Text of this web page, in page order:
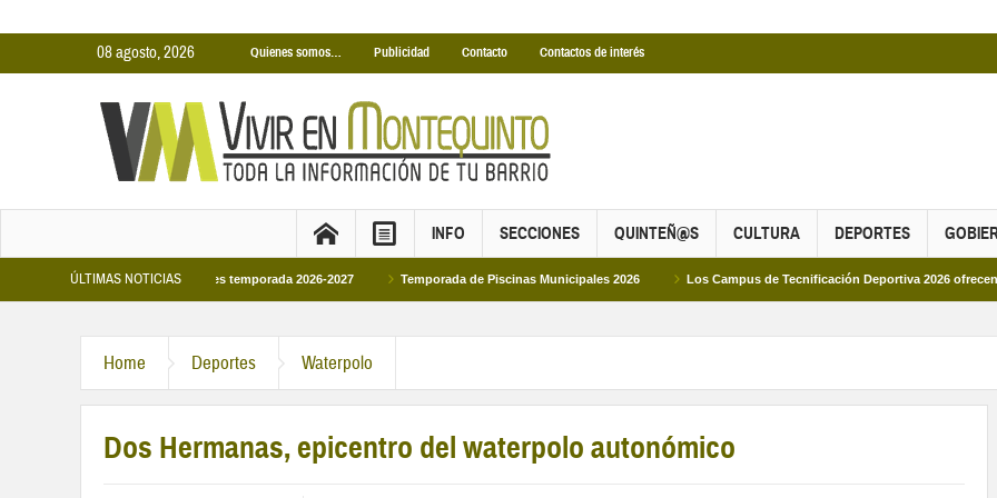
08 agosto, 2026 Quienes somos… Publicidad Contacto Contactos de interés
INFO SECCIONES QUINTEÑ@S CULTURA DEPORTES
ÚLTIMAS NOTICIAS
Cubiertas Municipales temporada 2026-2027 Temporada de Piscinas Municipales 2026 Los Campus de Tecnificación Deportiva 2026 ofrecen cuatro
Home Deportes Waterpolo
Dos Hermanas, epicentro del waterpolo autonómico